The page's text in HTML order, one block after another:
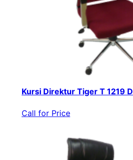
Kursi Direktur Tiger T 1219 D
Call for Price